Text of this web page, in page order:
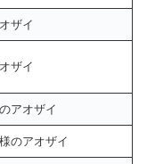
ザイ
ザイ
アオザイ
のアオザイ